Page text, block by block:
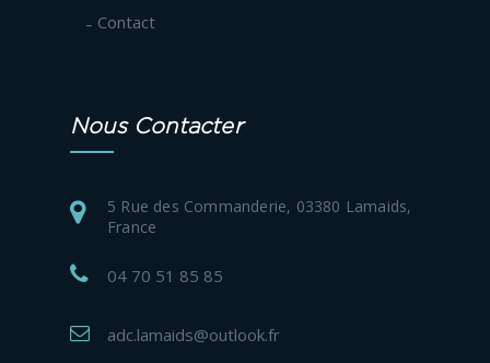
Contact
Nous Contacter
5 Rue des Commanderie, 03380 Lamaids,
France
04 70 51 85 85
adc.lamaids@outlook.fr